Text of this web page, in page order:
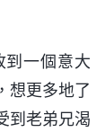
到一個意大
想更多地了
到老弟兄渴